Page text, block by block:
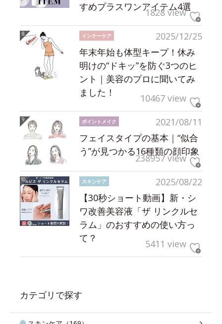
すめプラスワンアイテム4選
1828 view
2025/12/25
インナーケア
年末年始も体型キープ！休み
明けの“ドキッ”を防ぐ3つのヒ
ント｜美容のプロに聞いてみ
ました！
10467 view
2021/08/11
ポイントメイク
フェイスタイプの基本｜“似合
う”が見つかる16種類の顔印象
238957 view
2025/08/22
スキンケア
【30秒ショート動画】新・シ
ワ改善美容液「ザ リンクルセ
ラム」のおすすめの使い方っ
て？
5411 view
カテゴリで探す